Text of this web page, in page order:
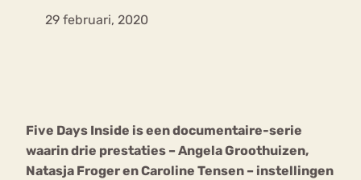
29 februari, 2020
Five Days Inside is een documentaire-serie
waarin drie prestaties – Angela Groothuizen,
Natasja Froger en Caroline Tensen – instellingen
Eetbuien Piekeren Sport
Trauma